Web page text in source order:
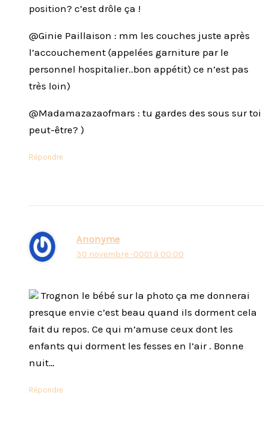
position? c’est drôle ça !
@Ginie Paillaison : mm les couches juste après
l’accouchement (appelées garniture par le
personnel hospitalier..bon appétit) ce n’est pas
très loin)
@Madamazazaofmars : tu gardes des sous sur toi
peut-être? )
Répondre
Anonyme
30 novembre -0001 à 00:00
Trognon le bébé sur la photo ça me donnerai
presque envie c’est beau quand ils dorment cela
fait du repos. Ce qui m’amuse ceux dont les
enfants qui dorment les fesses en l’air . Bonne
nuit…
Répondre